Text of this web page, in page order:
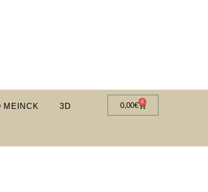
MEINCK 3D 0,00€ 0